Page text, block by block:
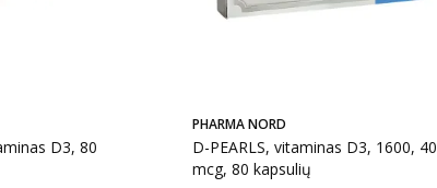
D3, 80
PHARMA NORD
D-PEARLS, vitaminas D3, 1600, 40
mcg, 80 kapsulių